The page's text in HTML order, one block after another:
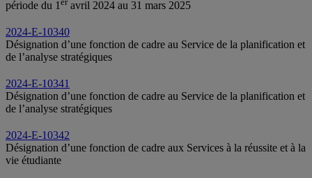
période du 1
avril 2024 au 31 mars 2025
2024-E-10340
Désignation d’une fonction de cadre au Service de la planification et
de l’analyse stratégiques
2024-E-10341
Désignation d’une fonction de cadre au Service de la planification et
de l’analyse stratégiques
2024-E-10342
Désignation d’une fonction de cadre aux Services à la réussite et à la
vie étudiante